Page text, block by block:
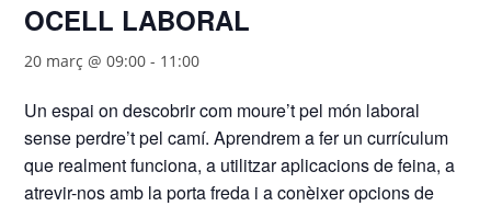
OCELL LABORAL
20 març @ 09:00 - 11:00
Un espai on descobrir com moure’t pel món laboral
sense perdre’t pel camí. Aprendrem a fer un currículum
que realment funciona, a utilitzar aplicacions de feina, a
atrevir-nos amb la porta freda i a conèixer opcions de